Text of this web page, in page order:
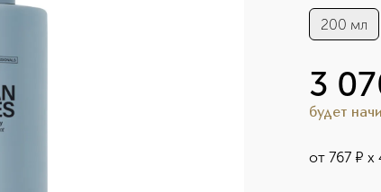
200 мл
3
будет
от767 ¤ х